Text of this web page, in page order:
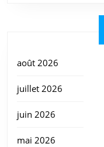
août 2026
juillet 2026
juin 2026
mai 2026